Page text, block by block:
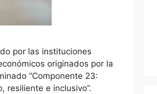
por las instituciones
originados por la
“Componente 23:
resiliente e inclusivo”.